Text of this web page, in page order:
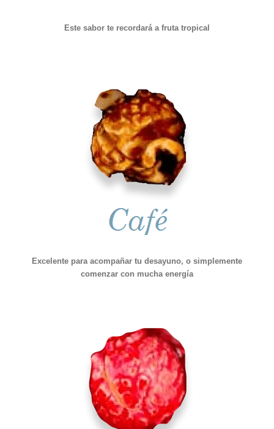
Este sabor te recordará a fruta tropical
Excelente para acompañar tu desayuno, o simplemente
comenzar con mucha energía